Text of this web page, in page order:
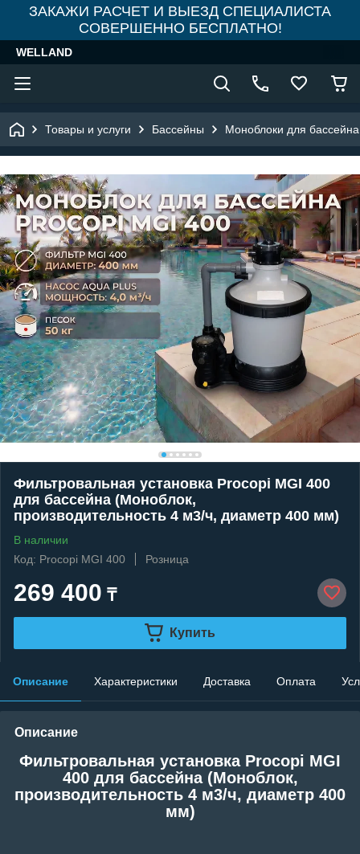
ЗАКАЖИ РАСЧЕТ И ВЫЕЗД СПЕЦИАЛИСТА
СОВЕРШЕННО БЕСПЛАТНО!
WELLAND
Товары и услуги Бассейны Моноблоки для бассейна
Фильтровальная установка Procopi MGI 400
для бассейна (Моноблок,
производительность 4 м3/ч, диаметр 400 мм)
В наличии
Код: Procopi MGI 400
Розница
269 400 ₸
Купить
Описание Характеристики Доставка Оплата
Описание
Фильтровальная установка Procopi MGI
400 для бассейна (Моноблок,
производительность 4 м3/ч, диаметр 400
мм)